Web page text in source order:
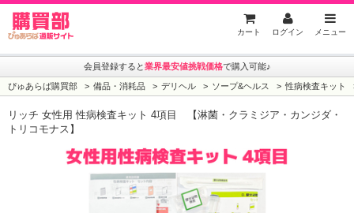
カート ログイン メニュー
会員登録すると業界最安値挑戦価格で購入可能♪
ぴゅあらば購買部 備品・消耗品 デリヘル ソープ&ヘルス 性病検査キット
リッチ 女性用 性病検査キット 4項目 【淋菌・クラミジア・カンジダ・
トリコモナス】